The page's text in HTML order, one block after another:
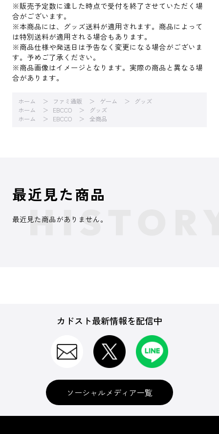
※販売予定数に達した時点で受付を終了させていただく場
合がございます。
※本商品には、グッズ送料が適用されます。商品によって
は特別送料が適用される場合もあります。
※商品仕様や発送日は予告なく変更になる場合がございま
す。予めご了承ください。
※商品画像はイメージとなります。実際の商品と異なる場
合があります。
ホーム ファミ通販 ゲーム
グッズ
ホーム
EBCCO
グッズ
ホーム
EBCCO 全商品
最近見た商品
最近見た商品がありません。
カドスト最新情報を配信中
ソーシャルメディア一覧